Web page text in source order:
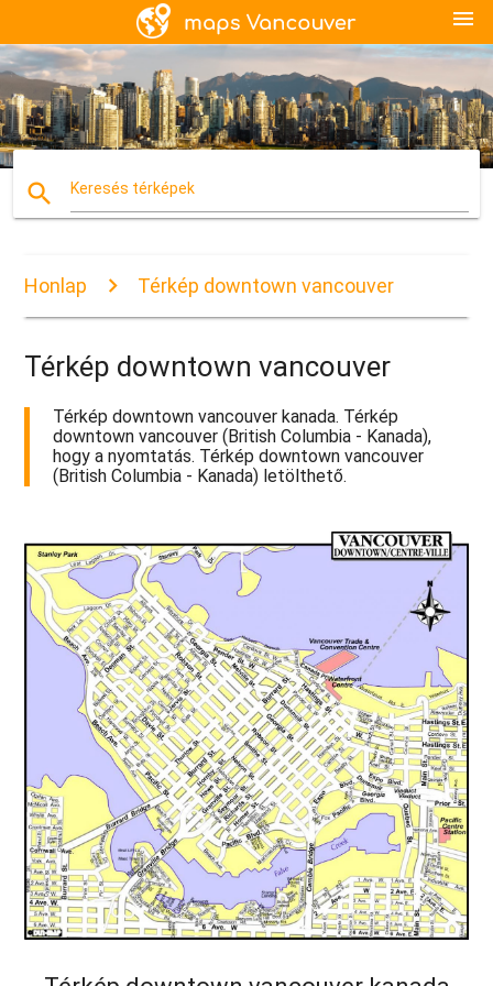
menu
search Keresés térképek
Honlap Térkép downtown vancouver
Térkép downtown vancouver
Térkép downtown vancouver kanada. Térkép
downtown vancouver (British Columbia - Kanada),
hogy a nyomtatás. Térkép downtown vancouver
(British Columbia - Kanada) letölthető.